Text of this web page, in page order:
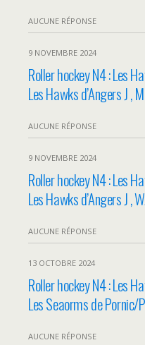
AUCUNE RÉPONSE
9 NOVEMBRE 2024
Roller hockey N4 : Les
Les Hawks d’Angers J ,
AUCUNE RÉPONSE
9 NOVEMBRE 2024
Roller hockey N4 : Les
Les Hawks d’Angers J ,
AUCUNE RÉPONSE
13 OCTOBRE 2024
Roller hockey N4 : Les
Les Seaorms de Pornic/
AUCUNE RÉPONSE